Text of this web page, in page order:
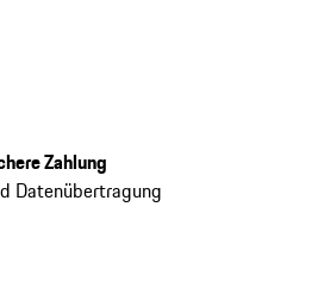
Zahlung
Datenübertragung